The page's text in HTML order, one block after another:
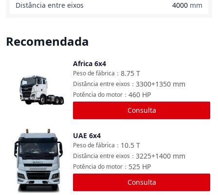
Distância entre eixos 4000 mm
Recomendada
Africa 6x4
8.75 T
Peso de fábrica ：
3300+1350 mm
Distância entre eixos ：
460 HP
Potência do motor ：
Consulta
Comparar
UAE 6x4
10.5 T
Peso de fábrica ：
3225+1400 mm
Distância entre eixos ：
525 HP
Potência do motor ：
Consulta